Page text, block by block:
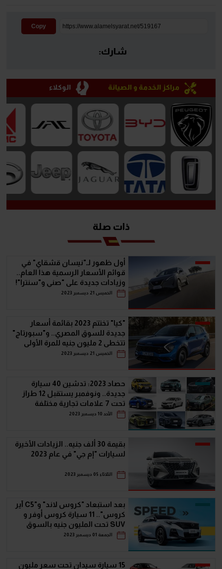
Copy
شارك:
مراكز الخدمة و الصيانة الوكلاء
ذات صلة
أول ظهور لـ"نيسان قشقاي" في
قوائم الأسعار الرسمية هذا العام..
وزيادات جديدة على "صني و"سنترا"!
الخميس 21 ديسمبر 2023
"كيا" تختتم 2023 بقائمة أسعار
جديدة للسوق المصري.. و"سبورتاج"
تتخطى 2 مليون جنيه للمرة الأولى
الخميس 21 ديسمبر 2023
حصاد 2023: تدشين 40 سيارة
جديدة.. ونوفمبر يستقبل 12 طراز
تحت 7 علامات تجارية مختلفة
الأحد 10 ديسمبر 2023
بقيمة 30 ألف جنيه.. الزيادات الأخيرة
لسيارات "إم جي" في عام 2023
الثلاثاء 05 ديسمبر 2023
بعد استبعاد "كروس لاند" و"C5 آير
كروس".. 11 سيارة كروس أوفر و
SUV تحت المليون جنيه بالسوق
المصري
الجمعة 01 ديسمبر 2023
15 سيارة سيدان تحت سعر مليون